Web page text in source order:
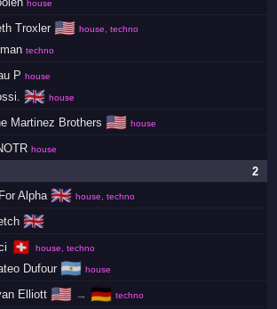
house
Troxler 🇺🇸 house, techno
techno
P house
🇬🇧 house
Martinez Brothers 🇺🇸 house
house
2
Alpha 🇬🇧 house, techno
🇬🇧
🇨🇭 house, techno
Dufour 🇦🇷 house
Elliott 🇺🇸 → 🇩🇪 techno